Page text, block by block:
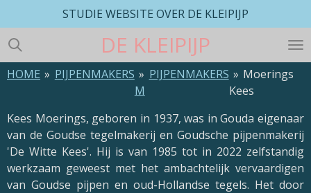
direct
naar
de
hoofdinhoud
DE KLEIPIJP
STUDIE WEBSITE OVER DE KLEIPIJP
HOME » PIJPENMAKERS » PIJPENMAKERS
M
» Moerings
Kees
Kees Moerings, geboren in 1937, was in Gouda eigenaar
van de Goudse tegelmakerij en Goudsche pijpenmakerij
'De Witte Kees'. Hij is van 1985 tot in 2022 zelfstandig
werkzaam geweest met het ambachtelijk vervaardigen
van Goudse pijpen en oud-Hollandse tegels. Het door